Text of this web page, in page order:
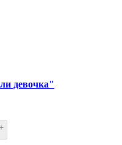
девочка"